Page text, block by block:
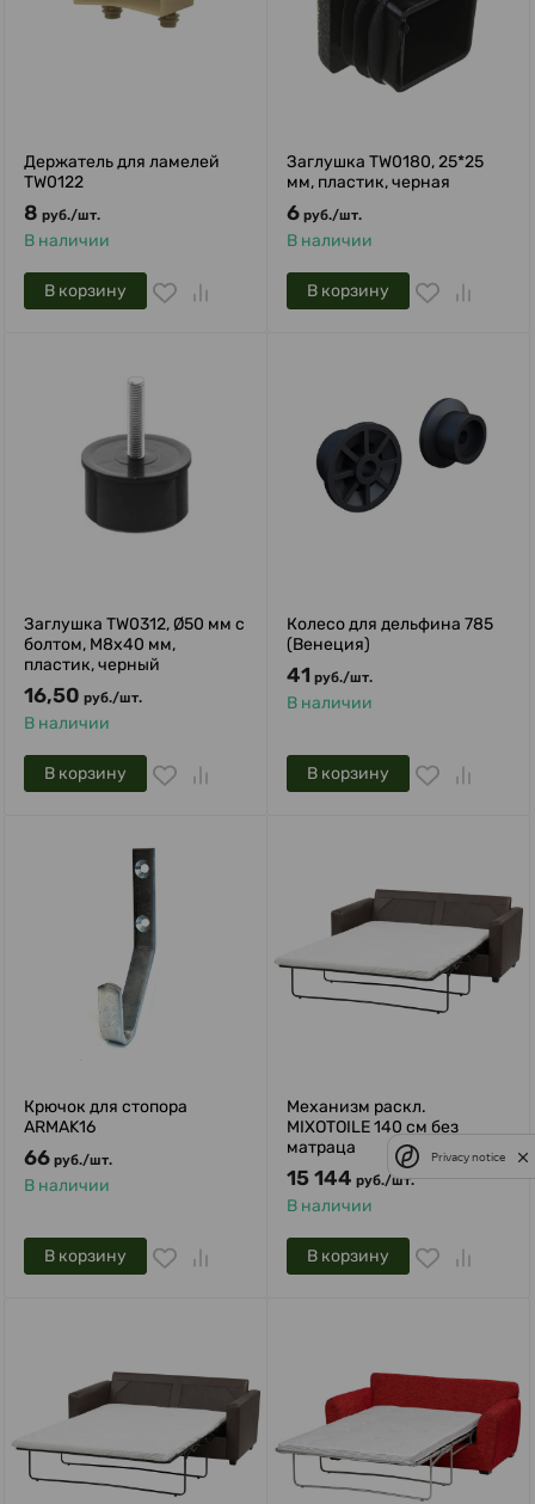
Держатель для ламелей
TW0122
8 руб./шт.
В наличии
В корзину
Заглушка TW0180, 25*25
мм, пластик, черная
6 руб./шт.
В наличии
В корзину
Заглушка TW0312, Ø50 мм c
болтом, M8x40 мм,
пластик, черный
16,50 руб./шт.
В наличии
В корзину
Колесо для дельфина 785
(Венеция)
41 руб./шт.
В наличии
В корзину
Крючок для стопора
ARMAK16
66 руб./шт.
В наличии
В корзину
Механизм раскл.
MIXOTOILE 140 см без
матраца
15 144 руб./шт.
В наличии
В корзину
Privacy notice